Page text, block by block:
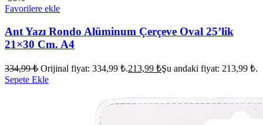
Favorilere ekle
Ant Yazı Rondo Alüminum Çerçeve Oval 25’lik
21×30 Cm. A4
334,99₺ Orijinal fiyat: 334,99 ₺.213,99 ₺Şu andaki fiyat: 213,99 ₺.
Sepete Ekle